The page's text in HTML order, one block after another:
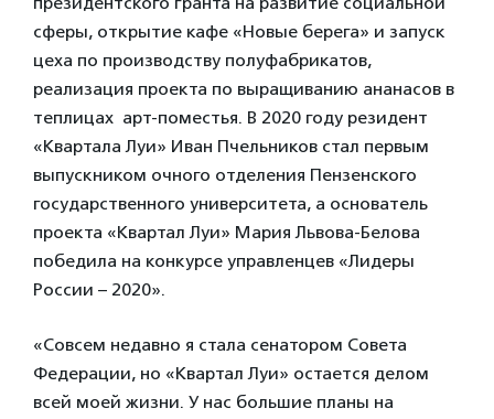
сферы, открытие кафе «Новые берега» и запуск
цеха по производству полуфабрикатов,
реализация проекта по выращиванию ананасов в
теплицах арт-поместья. В 2020 году резидент
«Квартала Луи» Иван Пчельников стал первым
выпускником очного отделения Пензенского
государственного университета, а основатель
проекта «Квартал Луи» Мария Львова-Белова
победила на конкурсе управленцев «Лидеры
России – 2020».
«Совсем недавно я стала сенатором Совета
Федерации, но «Квартал Луи» остается делом
всей моей жизни. У нас большие планы на